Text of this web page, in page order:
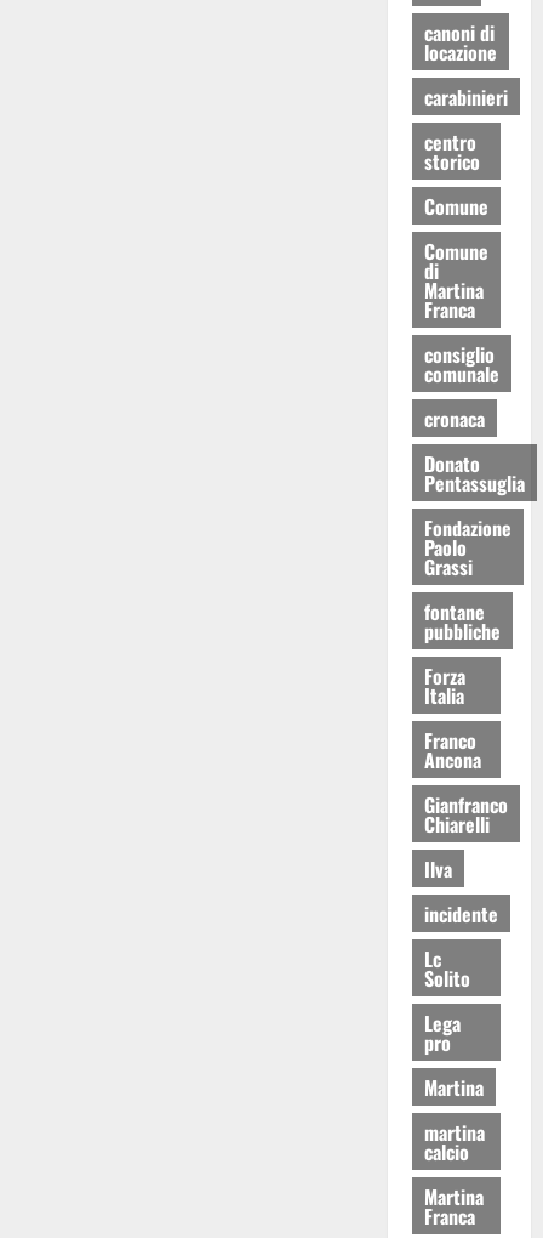
canoni di
locazione
carabinieri
centro
storico
Comune
Comune
di
Martina
Franca
consiglio
comunale
cronaca
Donato
Pentassuglia
Fondazione
Paolo
Grassi
fontane
pubbliche
Forza
Italia
Franco
Ancona
Gianfranco
Chiarelli
Ilva
incidente
Lc
Solito
Lega
pro
Martina
martina
calcio
Martina
Franca